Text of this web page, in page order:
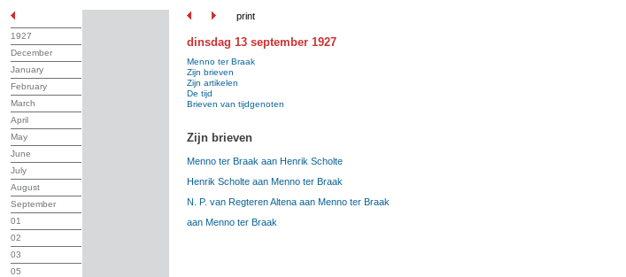
print
1927
December
January
February
March
April
May
June
July
August
September
01
02
03
05
dinsdag 13 september 1927
Menno ter Braak
Zijn brieven
Zijn artikelen
De tijd
Brieven van tijdgenoten
Zijn brieven
Menno ter Braak aan Henrik Scholte
Henrik Scholte aan Menno ter Braak
N. P. van Regteren Altena aan Menno ter Braak
aan Menno ter Braak